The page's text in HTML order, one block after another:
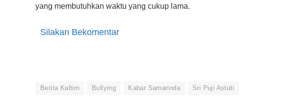
yang membutuhkan waktu yang cukup lama.
Silakan Bekomentar
Berita Kaltim Bullying Kabar Samarinda Sri Puji Astuti